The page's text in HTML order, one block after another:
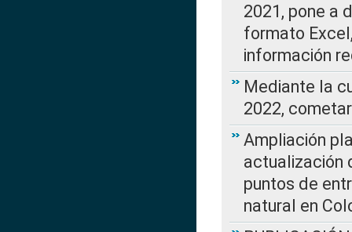
2021, pone a
formato
información
Mediante la
2022,
Ampliación
actualización
puntos de
natural en